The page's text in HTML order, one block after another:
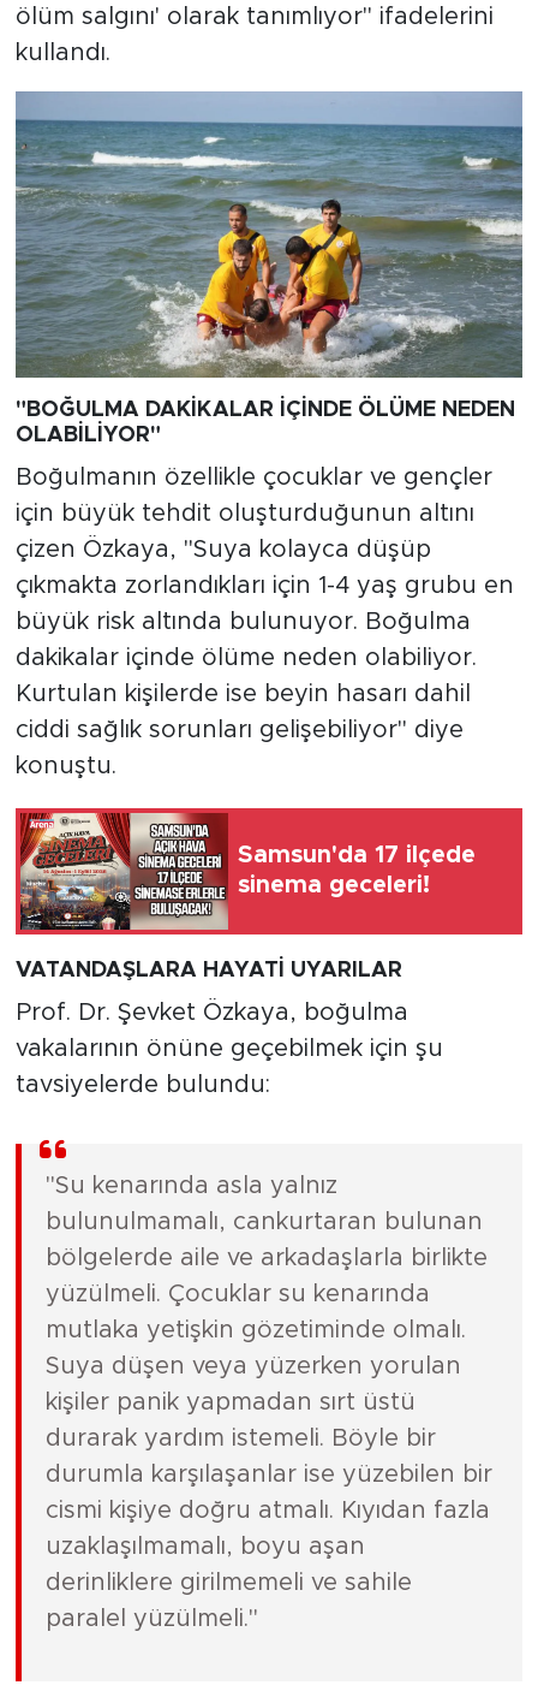
ölüm salgını' olarak tanımlıyor" ifadelerini
kullandı.
"BOĞULMA DAKİKALAR İÇİNDE ÖLÜME NEDEN
OLABİLİYOR"
Boğulmanın özellikle çocuklar ve gençler
için büyük tehdit oluşturduğunun altını
çizen Özkaya, "Suya kolayca düşüp
çıkmakta zorlandıkları için 1-4 yaş grubu en
büyük risk altında bulunuyor. Boğulma
dakikalar içinde ölüme neden olabiliyor.
Kurtulan kişilerde ise beyin hasarı dahil
ciddi sağlık sorunları gelişebiliyor" diye
konuştu.
Samsun'da 17 ilçede
sinema geceleri!
VATANDAŞLARA HAYATİ UYARILAR
Prof. Dr. Şevket Özkaya, boğulma
vakalarının önüne geçebilmek için şu
tavsiyelerde bulundu:
"Su kenarında asla yalnız
bulunulmamalı, cankurtaran bulunan
bölgelerde aile ve arkadaşlarla birlikte
yüzülmeli. Çocuklar su kenarında
mutlaka yetişkin gözetiminde olmalı.
Suya düşen veya yüzerken yorulan
kişiler panik yapmadan sırt üstü
durarak yardım istemeli. Böyle bir
durumla karşılaşanlar ise yüzebilen bir
cismi kişiye doğru atmalı. Kıyıdan fazla
uzaklaşılmamalı, boyu aşan
derinliklere girilmemeli ve sahile
paralel yüzülmeli."